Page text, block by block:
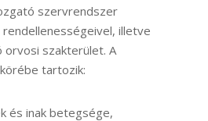
szervrendszer
illetve
orvosi szakterület. A
tartozik:
és inak betegsége,